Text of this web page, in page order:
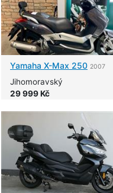
Yamaha X-Max 250 2007
Jihomoravský
29 999 Kč